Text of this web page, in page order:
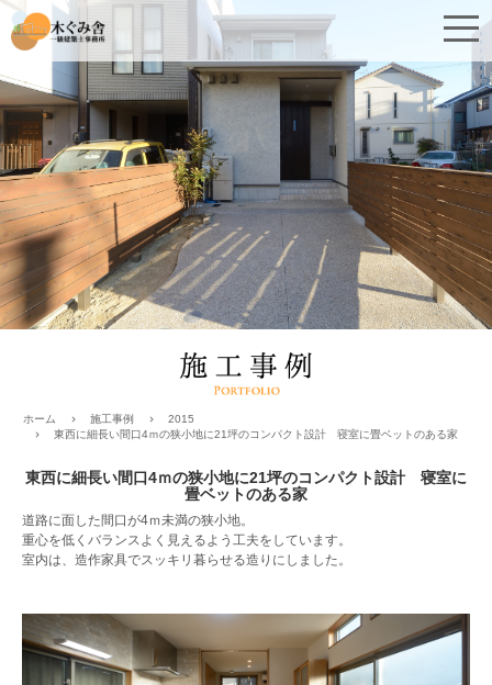
ホーム 施工事例
2015
東西に細長い間口4ｍの狭小地に21坪のコンパクト設計 寝室に畳ベットのある家
東西に細長い間口4ｍの狭小地に21坪のコンパクト設計 寝室に
畳ベットのある家
道路に面した間口が4ｍ未満の狭小地。
重心を低くバランスよく見えるよう工夫をしています。
室内は、造作家具でスッキリ暮らせる造りにしました。